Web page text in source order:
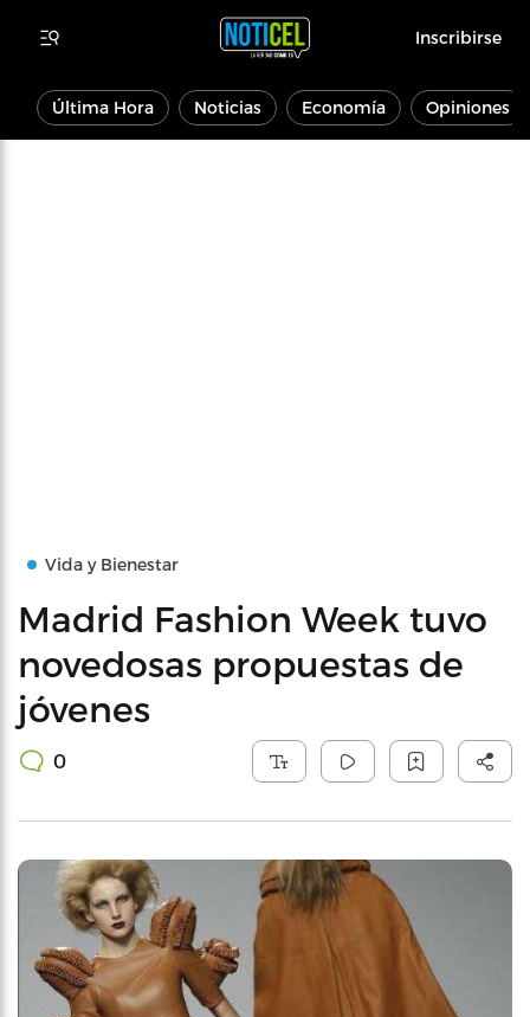
Inscribirse
Última Hora Noticias Economía Opiniones
Vida y Bienestar
Madrid Fashion Week tuvo
novedosas propuestas de
jóvenes
0